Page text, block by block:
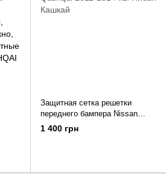
Защитная сетка решетки
переднего бампера Nissan
Qashqai 2011-2014 г.в. Нисан
1 400 грн